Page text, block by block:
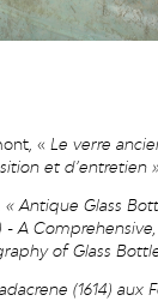
« Le verre
et d’entretien
« Antique Glass
- A
of Glass
(1614) aux